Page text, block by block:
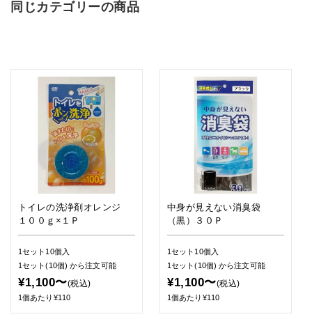
同じカテゴリーの商品
トイレの洗浄剤オレンジ
１００ｇ×１Ｐ
1セット10個入
1セット(10個)から注文可能
¥1,100〜(税込)
1個あたり¥110
中身が見えない消臭袋
（黒）３０Ｐ
1セット10個入
1セット(10個)から注文可能
¥1,100〜(税込)
1個あたり¥110